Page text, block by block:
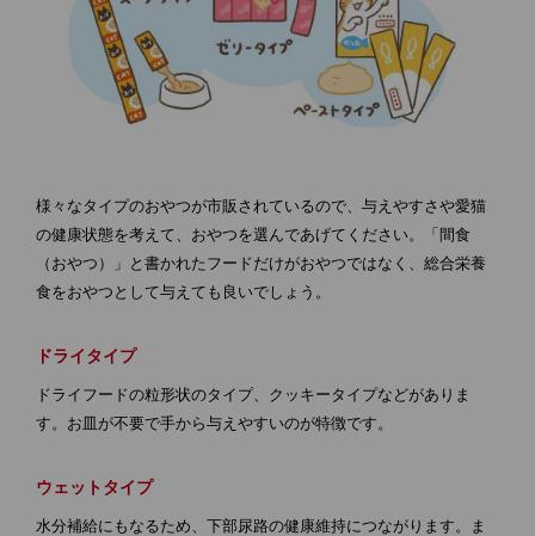
様々なタイプのおやつが市販されているので、与えやすさや愛猫
の健康状態を考えて、おやつを選んであげてください。「間食
（おやつ）」と書かれたフードだけがおやつではなく、総合栄養
食をおやつとして与えても良いでしょう。
ドライタイプ
ドライフードの粒形状のタイプ、クッキータイプなどがありま
す。お皿が不要で手から与えやすいのが特徴です。
ウェットタイプ
水分補給にもなるため、下部尿路の健康維持につながります。ま